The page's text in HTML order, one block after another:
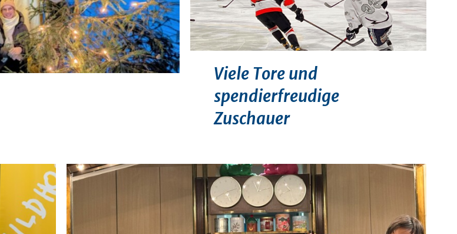
Viele Tore und
spendierfreudige
Zuschauer